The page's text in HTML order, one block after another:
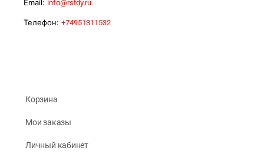
Email: info@rstdy.ru
Телефон: +74951311532
Корзина
Мои заказы
Личный кабинет